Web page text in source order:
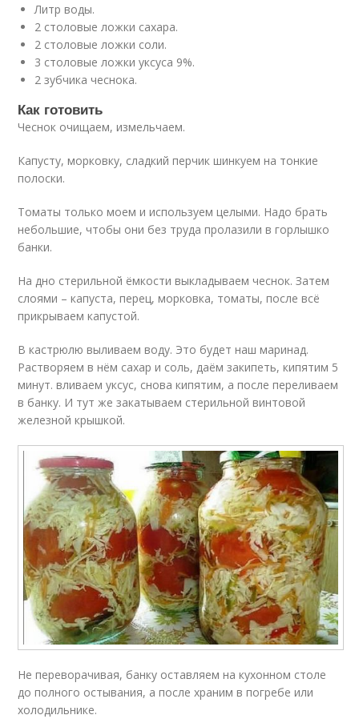
Литр воды.
2 столовые ложки сахара.
2 столовые ложки соли.
3 столовые ложки уксуса 9%.
2 зубчика чеснока.
Как готовить
Чеснок очищаем, измельчаем.
Капусту, морковку, сладкий перчик шинкуем на тонкие
полоски.
Томаты только моем и используем целыми. Надо брать
небольшие, чтобы они без труда пролазили в горлышко
банки.
На дно стерильной ёмкости выкладываем чеснок. Затем
слоями – капуста, перец, морковка, томаты, после всё
прикрываем капустой.
В кастрюлю выливаем воду. Это будет наш маринад.
Растворяем в нём сахар и соль, даём закипеть, кипятим 5
минут. вливаем уксус, снова кипятим, а после переливаем
в банку. И тут же закатываем стерильной винтовой
железной крышкой.
Не переворачивая, банку оставляем на кухонном столе
до полного остывания, а после храним в погребе или
холодильнике.